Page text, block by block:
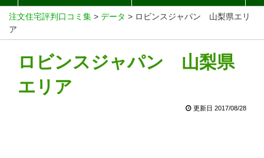
注文住宅評判口コミ集 > データ > ロビンスジャパン 山梨県エリ
ア
ロビンスジャパン 山梨県
エリア
更新日 2017/08/28